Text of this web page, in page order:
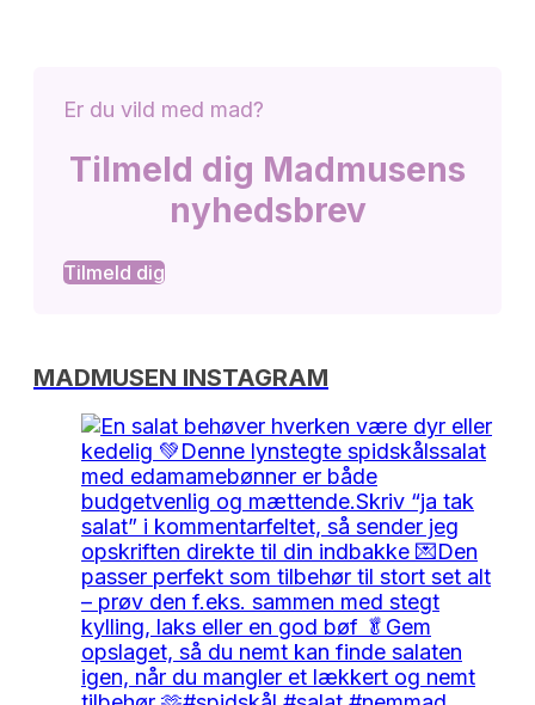
Er du vild med mad?
Tilmeld dig Madmusens
nyhedsbrev
Tilmeld dig
MADMUSEN INSTAGRAM